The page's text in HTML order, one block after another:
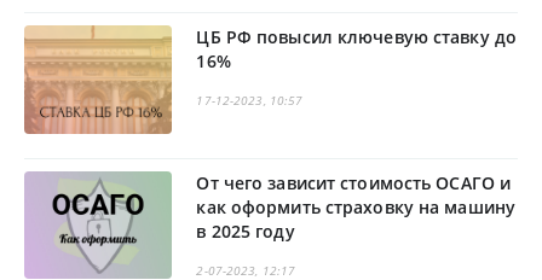
ЦБ РФ повысил ключевую ставку до
16%
17-12-2023, 10:57
От чего зависит стоимость ОСАГО и
как оформить страховку на машину
в 2025 году
2-07-2023, 12:17